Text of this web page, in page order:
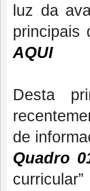
luz da
principais
AQUI
Desta
de
Quadro
curricular”